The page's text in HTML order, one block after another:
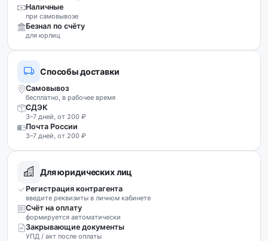
Наличные
при самовывозе
Безнал по счёту
для юрлиц
Способы доставки
Самовывоз
бесплатно, в рабочее время
СДЭК
3–7 дней, от 200 ₽
Почта России
3–7 дней, от 200 ₽
Для юридических лиц
Регистрация контрагента
введите реквизиты в личном кабинете
Счёт на оплату
формируется автоматически
Закрывающие документы
УПД / акт после оплаты